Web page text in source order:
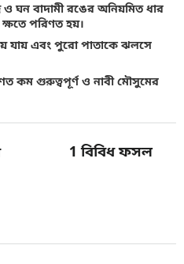
ঘন বাদামী রঙের অনিয়মিত ধার
পরিণত হয়।
যায় এবং পুরো পাতাকে ঝলসে
কম গুরুত্বপূর্ণ ও নাবী মৌসুমের
1বিবিধ ফসল